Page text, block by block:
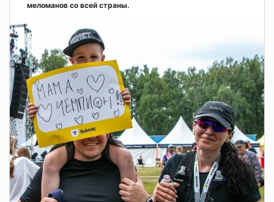
меломанов со всей страны.